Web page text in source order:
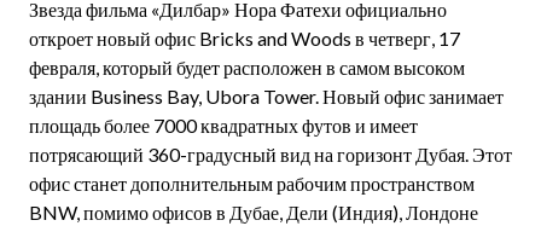
Звезда фильма «Дилбар» Нора Фатехи официально
откроет новый офис Bricks and Woods в четверг, 17
февраля, который будет расположен в самом высоком
здании Business Bay, Ubora Tower. Новый офис занимает
площадь более 7000 квадратных футов и имеет
потрясающий 360-градусный вид на горизонт Дубая. Этот
офис станет дополнительным рабочим пространством
BNW, помимо офисов в Дубае, Дели (Индия), Лондоне